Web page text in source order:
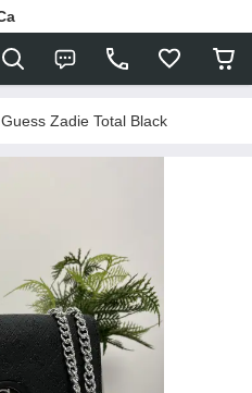
Guess Zadie Total Black